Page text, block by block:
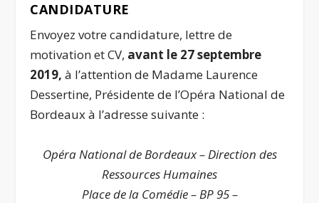
CANDIDATURE
Envoyez votre candidature, lettre de
motivation et CV, avant le 27 septembre
2019,à l’attention de Madame Laurence
Dessertine, Présidente de l’Opéra National de
Bordeaux à l’adresse suivante :
Opéra National de Bordeaux – Direction des
Ressources Humaines
Place de la Comédie – BP 95 –